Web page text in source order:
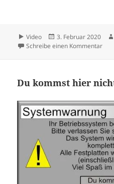
Format
Video
Veröffentlicht
am
3. Februar 2020
Schreibe einen Kommentarzu
Du kommst hier